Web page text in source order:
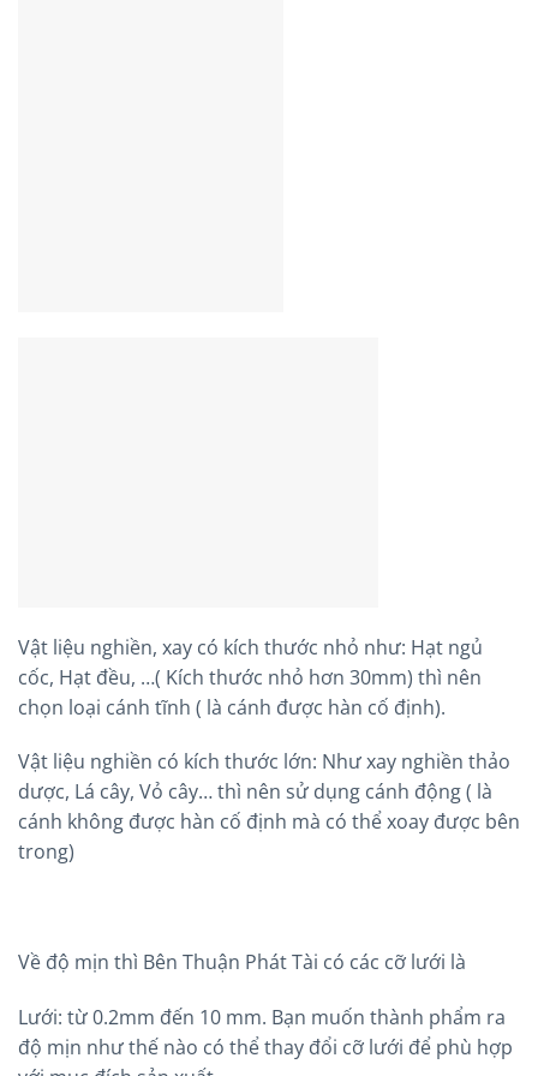
Vật liệu nghiền, xay có kích thước nhỏ như: Hạt ngủ
cốc, Hạt đều, …( Kích thước nhỏ hơn 30mm) thì nên
chọn loại cánh tĩnh ( là cánh được hàn cố định).
Vật liệu nghiền có kích thước lớn: Như xay nghiền thảo
dược, Lá cây, Vỏ cây… thì nên sử dụng cánh động ( là
cánh không được hàn cố định mà có thể xoay được bên
trong)
Về độ mịn thì Bên Thuận Phát Tài có các cỡ lưới là
Lưới: từ 0.2mm đến 10 mm. Bạn muốn thành phẩm ra
độ mịn như thế nào có thể thay đổi cỡ lưới để phù hợp